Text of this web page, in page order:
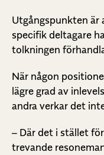
Utgångspunkten är
specifik deltagare
tolkningen
När någon
lägre grad av
andra verkar det
– Där det i stället
trevande